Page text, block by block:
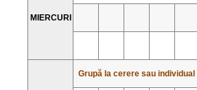
MIERCURI
Grupă la cerere sau individual